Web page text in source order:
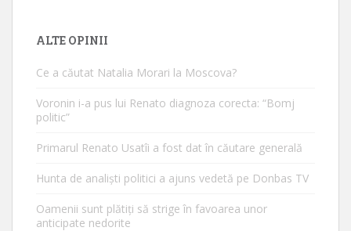
ALTE OPINII
Ce a căutat Natalia Morari la Moscova?
Voronin i-a pus lui Renato diagnoza corecta: “Bomj
politic”
Primarul Renato Usatîi a fost dat în căutare generală
Hunta de analiști politici a ajuns vedetă pe Donbas TV
Oamenii sunt plătiți să strige în favoarea unor
anticipate nedorite